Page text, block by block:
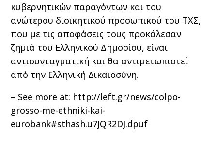
κυβερνητικών παραγόντων και του
ανώτερου διοικητικού προσωπικού του ΤΧΣ,
που με τις αποφάσεις τους προκάλεσαν
ζημιά του Ελληνικού Δημοσίου, είναι
αντισυνταγματική και θα αντιμετωπιστεί
από την Ελληνική Δικαιοσύνη.
– See more at: http://left.gr/news/colpo-
grosso-me-ethniki-kai-
eurobank#sthash.u7JQR2DJ.dpuf